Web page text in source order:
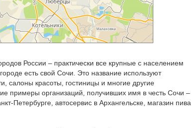
России – практически все крупные с населением
есть свой Сочи. Это название используют
салоны красоты, гостиницы и многие другие
примеры организаций, получивших имя в честь Сочи –
Петербурге, автосервис в Архангельске, магазин пива